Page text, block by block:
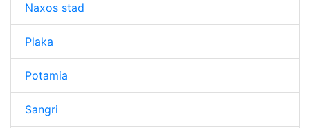
Naxos stad
Plaka
Potamia
Sangri